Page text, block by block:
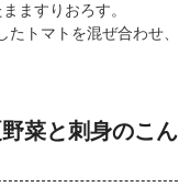
ますりおろす。
たトマトを混ぜ合わせ、
菜と刺身のこん